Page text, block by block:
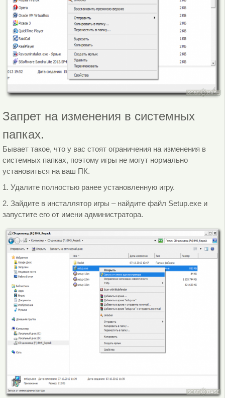
Запрет на изменения в системных
папках.
Бывает такое, что у вас стоят ограничения на изменения в
системных папках, поэтому игры не могут нормально
установиться на ваш ПК.
1. Удалите полностью ранее установленную игру.
2. Зайдите в инсталлятор игры – найдите файл Setup.exe и
запустите его от имени администратора.